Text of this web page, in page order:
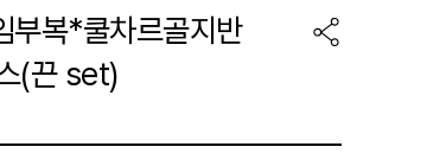
부복*쿨차르골지반
(끈 set)